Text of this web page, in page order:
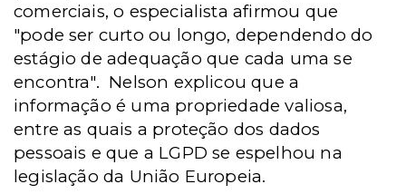
comerciais, o especialista afirmou que
"pode ser curto ou longo, dependendo do
estágio de adequação que cada uma se
encontra". Nelson explicou que a
informação é uma propriedade valiosa,
entre as quais a proteção dos dados
pessoais e que a LGPD se espelhou na
legislação da União Europeia.